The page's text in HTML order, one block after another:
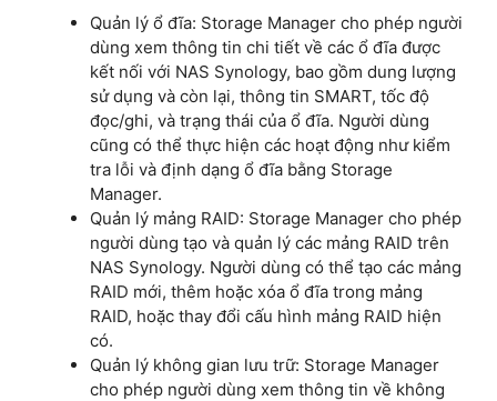
Quản lý ổ đĩa: Storage Manager cho phép người
dùng xem thông tin chi tiết về các ổ đĩa được
kết nối với NAS Synology, bao gồm dung lượng
sử dụng và còn lại, thông tin SMART, tốc độ
đọc/ghi, và trạng thái của ổ đĩa. Người dùng
cũng có thể thực hiện các hoạt động như kiểm
tra lỗi và định dạng ổ đĩa bằng Storage
Manager.
Quản lý mảng RAID: Storage Manager cho phép
người dùng tạo và quản lý các mảng RAID trên
NAS Synology. Người dùng có thể tạo các mảng
RAID mới, thêm hoặc xóa ổ đĩa trong mảng
RAID, hoặc thay đổi cấu hình mảng RAID hiện
có.
Quản lý không gian lưu trữ: Storage Manager
cho phép người dùng xem thông tin về không